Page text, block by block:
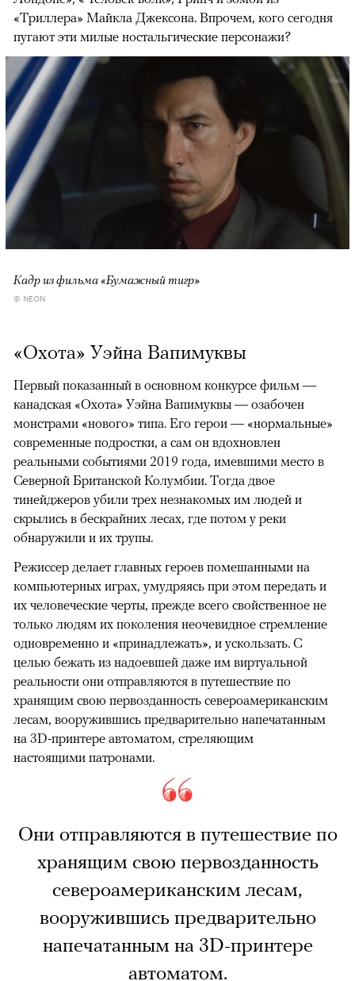
«Триллера» Майкла Джексона. Впрочем, кого сегодня
пугают эти милые ностальгические персонажи?
Кадр из фильма «Бумажный тигр»
© NEON
«Охота» Уэйна Вапимуквы
Первый показанный в основном конкурсе фильм —
канадская «Охота» Уэйна Вапимуквы — озабочен
монстрами «нового» типа. Его герои — «нормальные»
современные подростки, а сам он вдохновлен
реальными событиями 2019 года, имевшими место в
Северной Британской Колумбии. Тогда двое
тинейджеров убили трех незнакомых им людей и
скрылись в бескрайних лесах, где потом у реки
обнаружили и их трупы.
Режиссер делает главных героев помешанными на
компьютерных играх, умудряясь при этом передать и
их человеческие черты, прежде всего свойственное не
только людям их поколения неочевидное стремление
одновременно и «принадлежать», и ускользать. С
целью бежать из надоевшей даже им виртуальной
реальности они отправляются в путешествие по
хранящим свою первозданность североамериканским
лесам, вооружившись предварительно напечатанным
на 3D-принтере автоматом, стреляющим
настоящими патронами.
Они отправляются в путешествие по
хранящим свою первозданность
североамериканским лесам,
вооружившись предварительно
напечатанным на 3D-принтере
автоматом.